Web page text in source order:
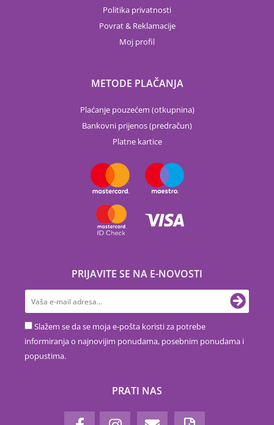
Politika privatnosti
Povrat & Reklamacije
Moj profil
METODE PLAČANJA
Plaćanje pouzećem (otkupnina)
Bankovni prijenos (predračun)
Platne kartice
PRIJAVITE SE NA E-NOVOSTI
Slažem se da se moja e-pošta koristi za potrebe
informiranja o najnovijim ponudama, posebnim ponudama i
popustima.
PRATI NAS